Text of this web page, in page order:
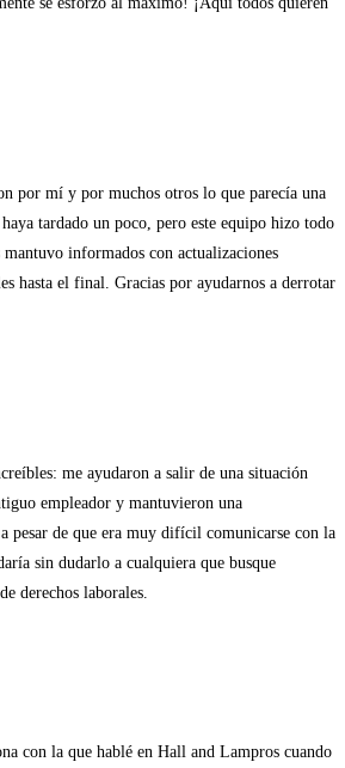
por mí y por muchos otros lo que parecía una
tardado un poco, pero este equipo hizo todo
informados con actualizaciones
hasta el final. Gracias por ayudarnos a derrotar
me ayudaron a salir de una situación
empleador y mantuvieron una
pesar de que era muy difícil comunicarse con la
sin dudarlo a cualquiera que busque
derechos laborales.
con la que hablé en Hall and Lampros cuando